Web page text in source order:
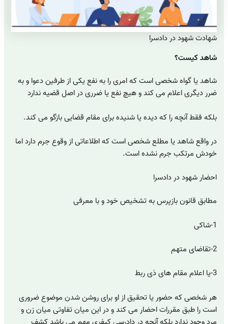
شهادت شهود در دادسرا
شاهد کیست؟
شاهد یا گواه شخصی است که امری را به نفع یکی از طرفین دعوا و به
ضرر دیگری اعلام می کند و هیچ نفع یا ضرری در اصل قضیه ندارد
بلکه فقط آنچه را که دیده یا شنیده برای مقام قضایی بازگو می کند.
در واقع شاهد یا مطلع شخصی است که اطلاعاتی از وقوع جرم دارد اما
خودش مرتکب جرم نشده است.
احضار شهود در دادسرا
مطابق قانون بازپرس به تشخیص خود و با معرفی
1-شاکی
2-تقاضای متهم
3-یا اعلام مقام های ذی ربط
هر شخصی که حضور یا تحقیق از او برای روشن شدن موضوع ضروری
است را طبق مقررات احضار می کند و در این میان تفاوتی میان زن و